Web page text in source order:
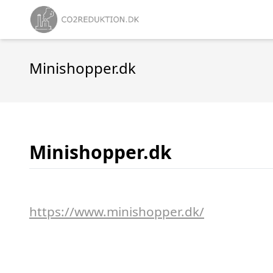
Minishopper.dk
Minishopper.dk
https://www.minishopper.dk/